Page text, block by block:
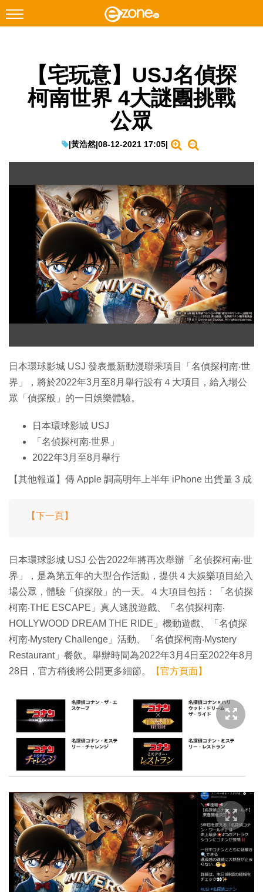
Facebook Instagram
科技焦點
教學評測
EduTech
IT Times
生成式AI與雲端應用
Enterprise Digital Transformation
【宅玩意】USJ名偵探
柯南世界 4大謎團挑戰
公眾
|黃浩然|08-12-2021 17:05|
日本環球影城 USJ 發表最新動漫聯乘項目「名偵探柯南‧世
界」，將於2022年3月至8月舉行設有４大項目，給入場公
眾「偵探般」的一日娛樂體驗。
日本環球影城 USJ
「名偵探柯南‧世界」
2022年3月至8月舉行
【其他報道】傳 Apple 調高明年上半年 iPhone 出貨量 3 成
【下一頁】
日本環球影城 USJ 公告2022年將再次舉辦「名偵探柯南‧世
界」，是為第五年的大型合作活動，提供４大娛樂項目給入
場公眾，體驗「偵探般」的一天。４大項目包括：「名偵探
柯南‧THE ESCAPE」真人逃脫遊戲、「名偵探柯南‧
HOLLYWOOD DREAM THE RIDE」機動遊戲、「名偵探
柯南‧Mystery Challenge」活動、「名偵探柯南‧Mystery
Restaurant」餐飲。舉辦時間為2022年3月4日至2022年8月
28日，官方稍後將公開更多細節。
【官方頁面】